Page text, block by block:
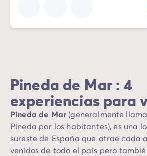
Pineda de Mar : 4
experiencias para
Pineda de Mar (generalmente
Pineda por los habitantes), es una
sureste de España que atrae cada
venidos de todo el país pero